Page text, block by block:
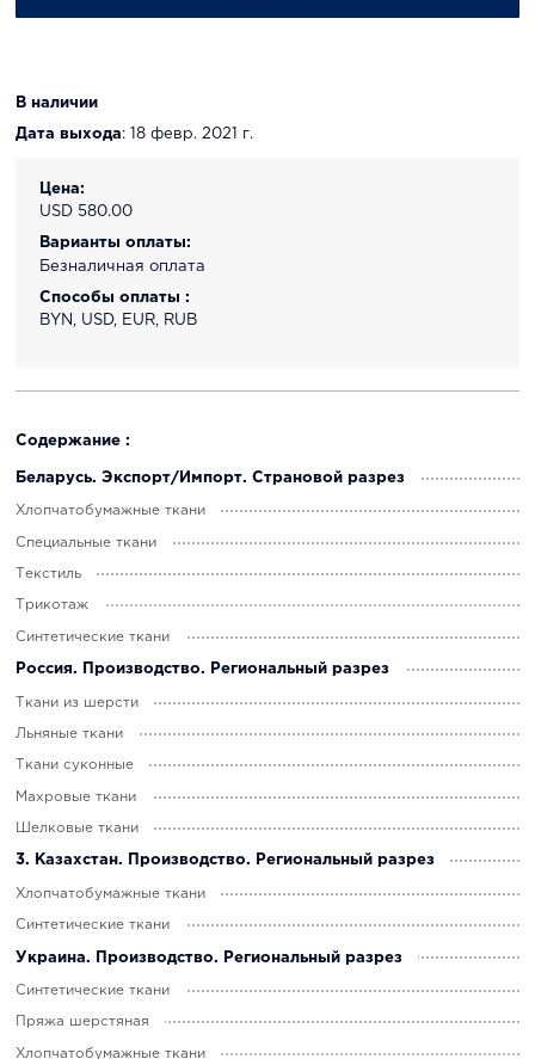
В наличии
Дата выхода: 18 февр. 2021 г.
Цена:
USD 580.00
Варианты оплаты:
Безналичная оплата
Способы оплаты :
BYN, USD, EUR, RUB
Содержание :
Беларусь. Экспорт/Импорт. Страновой разрез
Хлопчатобумажные ткани
Специальные ткани
Текстиль
Трикотаж
Синтетические ткани
Россия. Производство. Региональный разрез
Ткани из шерсти
Льняные ткани
Ткани суконные
Махровые ткани
Шелковые ткани
3. Казахстан. Производство. Региональный разрез
Хлопчатобумажные ткани
Синтетические ткани
Украина. Производство. Региональный разрез
Синтетические ткани
Пряжа шерстяная
Хлопчатобумажные ткани